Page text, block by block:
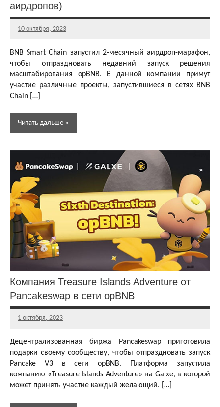
Бесплатная
криптовалюта
аирдропов)
10 октября, 2023
Главный
BNB Smart Chain запустил 2-месячный аирдроп-марафон,
чтобы отпраздновать недавний запуск решения
масштабирования opBNB. В данной компании примут
участие различные проекты, запустившиеся в сетях BNB
Chain […]
Читать дальше
и раздачи
DeFi
токенов
Аирдропы
и раздачи
GameFi и
Play-To-
Earn
токенов
NFT
токенов
Аирдропы
и раздачи
Аирдропы и
раздачи
криптовалют
Бесплатная
Компания Treasure Islands Adventure от
Pancakeswap в сети opBNB
1 октября, 2023
Главный
Децентрализованная биржа Pancakeswap приготовила
подарки своему сообществу, чтобы отпраздновать запуск
Pancake V3 в сети opBNB. Платформа запустила
компанию «Treasure Islands Adventure» на Galxe, в которой
может принять участие каждый желающий. […]